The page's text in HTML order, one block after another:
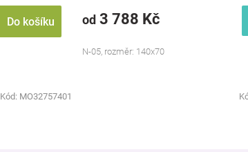
Do košíku
Kód: MO32757401
od 3 788 Kč
N-05, rozměr: 140x70